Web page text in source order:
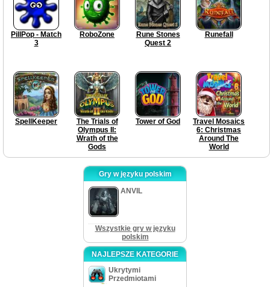
PillPop - Match
3
RoboZone
Rune Stones
Quest 2
Runefall
SpellKeeper
The Trials of
Olympus II:
Wrath of the
Gods
Tower of God
Travel Mosaics
6: Christmas
Around The
World
Gry w języku polskim
ANVIL
Wszystkie gry w języku
polskim
NAJLEPSZE KATEGORIE
Ukrytymi
Przedmiotami